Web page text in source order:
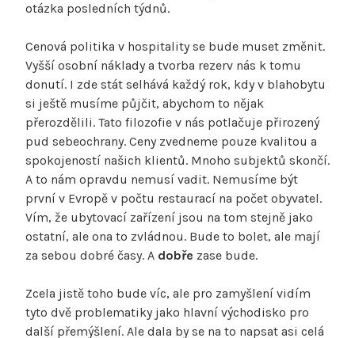
otázka posledních týdnů.
Cenová politika v hospitality se bude muset změnit.
Vyšší osobní náklady a tvorba rezerv nás k tomu
donutí. I zde stát selhává každý rok, kdy v blahobytu
si ještě musíme půjčit, abychom to nějak
přerozdělili. Tato filozofie v nás potlačuje přirozený
pud sebeochrany. Ceny zvedneme pouze kvalitou a
spokojeností našich klientů. Mnoho subjektů skončí.
A to nám opravdu nemusí vadit. Nemusíme být
první v Evropě v počtu restaurací na počet obyvatel.
Vím, že ubytovací zařízení jsou na tom stejně jako
ostatní, ale ona to zvládnou. Bude to bolet, ale mají
za sebou dobré časy. A dobře zase bude.
Zcela jistě toho bude víc, ale pro zamyšlení vidím
tyto dvě problematiky jako hlavní východisko pro
další přemýšlení. Ale dala by se na to napsat asi celá